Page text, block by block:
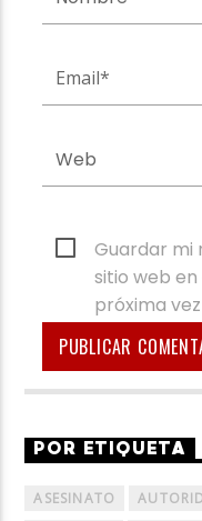
Guardar mi
sitio web
próxima
POR ETIQUETA
ASESINATO